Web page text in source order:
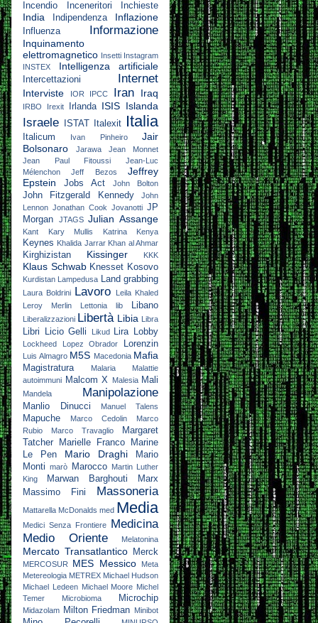
Incendio Inceneritori Inchieste
India Indipendenza Inflazione
Influenza Informazione
Inquinamento
elettromagnetico Insetti Instagram
INSTEX
Intelligenza artificiale
Intercettazioni Internet
Interviste IOR IPCC Iran Iraq
IRBO Irexit Irlanda ISIS Islanda
Israele ISTAT Italexit Italia
Italicum Ivan Pinheiro
Jair
Bolsonaro
Jarawa
Jean Monnet
Jean Paul Fitoussi
Jean-Luc
Mélenchon
Jeff Bezos
Jeffrey
Epstein
Jobs Act John Bolton
John Fitzgerald Kennedy
John
Lennon Jonathan Cook Jovanotti JP
Morgan
JTAGS Julian Assange
Kant Kary Mullis Katrina Kenya
Keynes Khalida Jarrar Khan al Ahmar
Kirghizistan Kissinger KKK
Klaus Schwab Knesset Kosovo
Kurdistan Lampedusa Land grabbing
Laura Boldrini Lavoro
Leila Khaled
Leroy Merlin
Lettonia lib Libano
Liberalizzazioni Libertà Libia Libra
Libri Licio Gelli Likud Lira Lobby
Lockheed Lopez Obrador Lorenzin
Luis Almagro M5S Macedonia Mafia
Magistratura Malaria
Malattie
autoimmuni Malcom X Malesia Mali
Mandela Manipolazione
Manlio Dinucci Manuel Talens
Mapuche Marco Cedolin
Marco
Rubio
Marco Travaglio
Margaret
Tatcher
Marielle Franco
Marine
Le Pen
Mario Draghi
Mario
Monti
marò Marocco
Martin Luther
King
Marwan Barghouti
Marx
Massimo Fini
Massoneria
Mattarella McDonalds med Media
Medici Senza Frontiere Medicina
Medio Oriente
Melatonina
Mercato Transatlantico Merck
MERCOSUR MES Messico
Meta
Metereologia METREX Michael Hudson
Michael Ledeen Michael Moore Michel
Temer
Microbioma Microchip
Midazolam Milton Friedman Minibot